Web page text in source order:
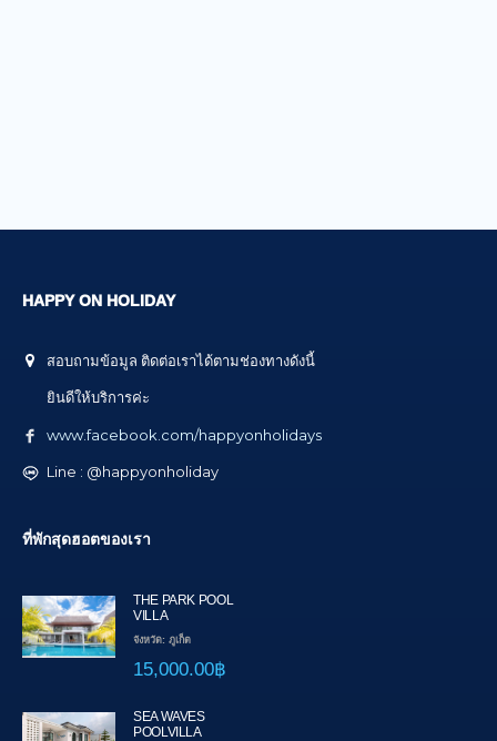
HAPPY ON HOLIDAY
สอบถามข้อมูล ติดต่อเราได้ตามช่องทางดังนี้
ยินดีให้บริการค่ะ
www.facebook.com/happyonholidays
Line : @happyonholiday
ที่พักสุดฮอตของเรา
THE PARK POOL
VILLA
จังหวัด: ภูเก็ต
15,000.00฿
SEA WAVES
POOLVILLA